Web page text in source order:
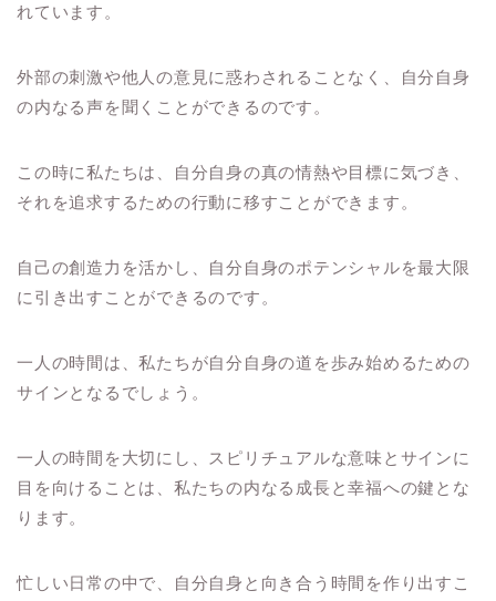
れています。
外部の刺激や他人の意見に惑わされることなく、自分自身
の内なる声を聞くことができるのです。
この時に私たちは、自分自身の真の情熱や目標に気づき、
それを追求するための行動に移すことができます。
自己の創造力を活かし、自分自身のポテンシャルを最大限
に引き出すことができるのです。
一人の時間は、私たちが自分自身の道を歩み始めるための
サインとなるでしょう。
一人の時間を大切にし、スピリチュアルな意味とサインに
目を向けることは、私たちの内なる成長と幸福への鍵とな
ります。
忙しい日常の中で、自分自身と向き合う時間を作り出すこ